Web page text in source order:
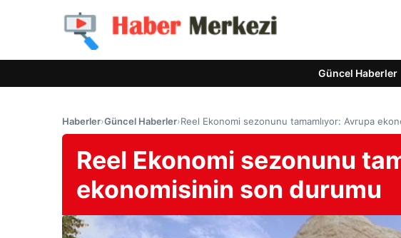
Güncel Haberler
Haberler›Güncel Haberler›Reel Ekonomi sezonunu tamamlıyor: Avrupa
Reel Ekonomi sezonunu
ekonomisinin son durumu